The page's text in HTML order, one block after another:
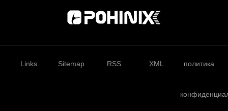
Links Sitemap RSS XML политика